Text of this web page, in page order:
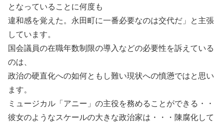
となっていることに何度も
違和感を覚えた。永田町に一番必要なのは交代だ」と主張
しています。
国会議員の在職年数制限の導入などの必要性を訴えている
のは、
政治の硬直化への如何ともし難い現状への憤懣ではと思い
ます。
ミュージカル「アニー」の主役を務めることができる・・
彼女のようなスケールの大きな政治家は・・・陳腐化して